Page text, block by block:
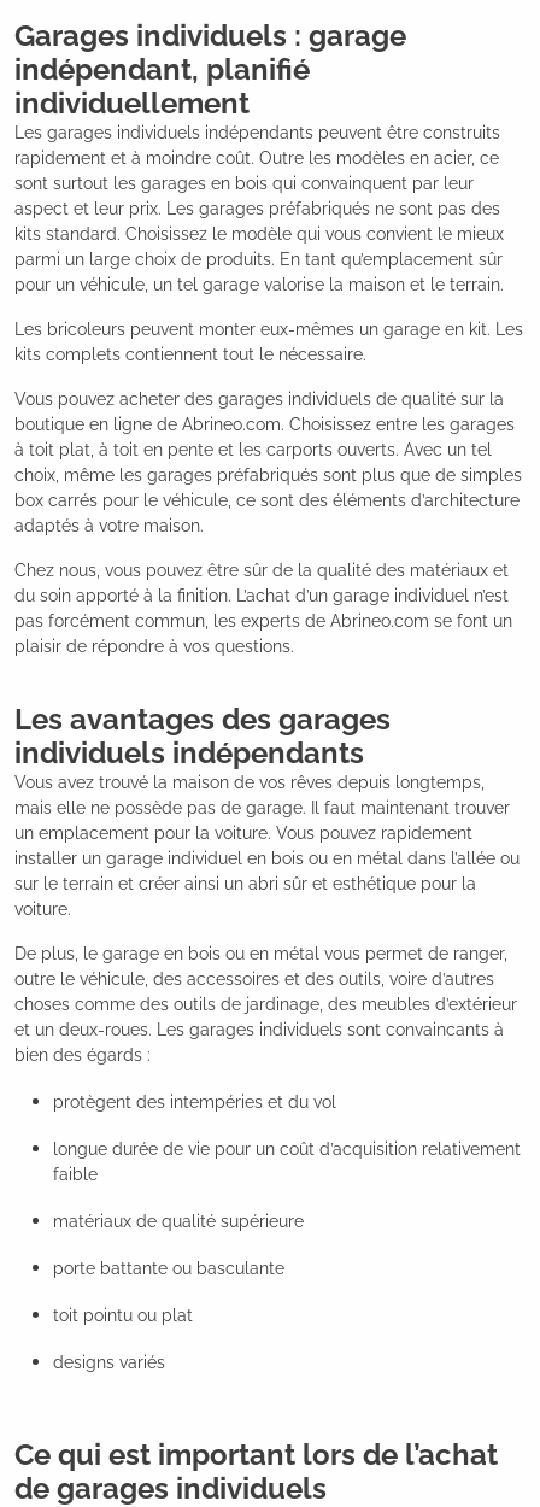
Garages individuels : garage
indépendant, planifié
individuellement
Les garages individuels indépendants peuvent être construits
rapidement et à moindre coût. Outre les modèles en acier, ce
sont surtout les garages en bois qui convainquent par leur
aspect et leur prix. Les garages préfabriqués ne sont pas des
kits standard. Choisissez le modèle qui vous convient le mieux
parmi un large choix de produits. En tant qu’emplacement sûr
pour un véhicule, un tel garage valorise la maison et le terrain.
Les bricoleurs peuvent monter eux-mêmes un garage en kit. Les
kits complets contiennent tout le nécessaire.
Vous pouvez acheter des garages individuels de qualité sur la
boutique en ligne de Abrineo.com. Choisissez entre les garages
à toit plat, à toit en pente et les carports ouverts. Avec un tel
choix, même les garages préfabriqués sont plus que de simples
box carrés pour le véhicule, ce sont des éléments d’architecture
adaptés à votre maison.
Chez nous, vous pouvez être sûr de la qualité des matériaux et
du soin apporté à la finition. L’achat d’un garage individuel n’est
pas forcément commun, les experts de Abrineo.com se font un
plaisir de répondre à vos questions.
Les avantages des garages
individuels indépendants
Vous avez trouvé la maison de vos rêves depuis longtemps,
mais elle ne possède pas de garage. Il faut maintenant trouver
un emplacement pour la voiture. Vous pouvez rapidement
installer un garage individuel en bois ou en métal dans l’allée ou
sur le terrain et créer ainsi un abri sûr et esthétique pour la
voiture.
De plus, le garage en bois ou en métal vous permet de ranger,
outre le véhicule, des accessoires et des outils, voire d’autres
choses comme des outils de jardinage, des meubles d’extérieur
et un deux-roues. Les garages individuels sont convaincants à
bien des égards :
protègent des intempéries et du vol
longue durée de vie pour un coût d’acquisition relativement
faible
matériaux de qualité supérieure
porte battante ou basculante
toit pointu ou plat
designs variés
Ce qui est important lors de l’achat
de garages individuels